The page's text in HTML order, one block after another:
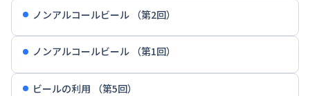
ノンアルコールビール （第2回）
ノンアルコールビール （第1回）
ビールの利用 （第5回）